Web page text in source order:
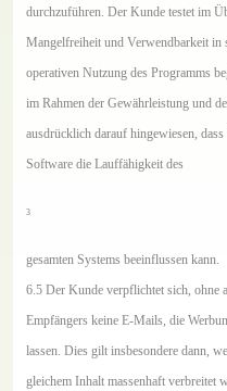
durchzuführen. Der Kunde testet im
Mangelfreiheit und Verwendbarkeit in
operativen Nutzung des Programms
im Rahmen der Gewährleistung und
ausdrücklich darauf hingewiesen,
Software die Lauffähigkeit des
3
gesamten Systems beeinflussen kann.
6.5 Der Kunde verpflichtet sich, ohne
Empfängers keine E-Mails, die
lassen. Dies gilt insbesondere dann,
gleichem Inhalt massenhaft verbreitet